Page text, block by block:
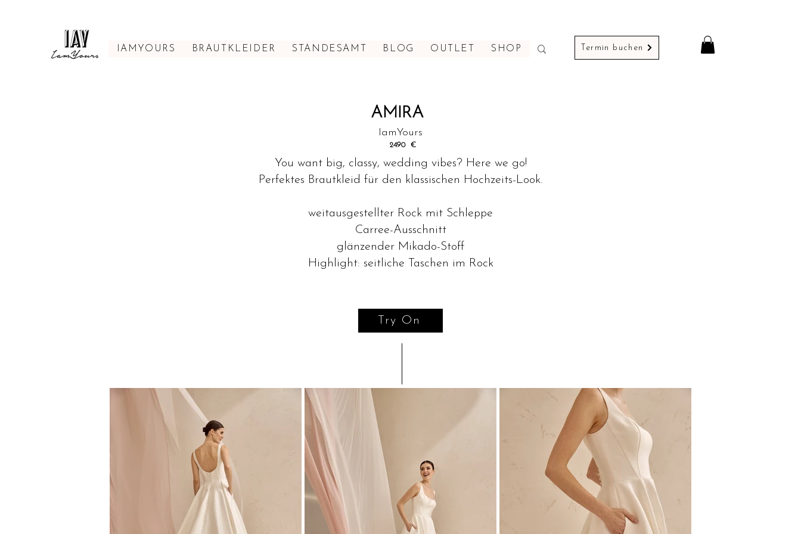
IAMYOURS BRAUTKLEIDER STANDESAMT BLOG OUTLET SHOP Termin buchen
AMIRA
2490 €
You want big, classy, wedding vibes? Here we go!
Perfektes Brautkleid für den klassischen Hochzeits-Look.
weitausgestellter Rock mit Schleppe
Carree-Ausschnitt
glänzender Mikado-Stoff
Highlight: seitliche Taschen im Rock
Try On
IamYours